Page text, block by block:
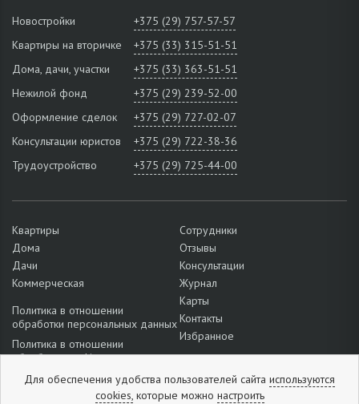
Новостройки
+375 (29) 757-57-57
Квартиры на вторичке
+375 (33) 315-51-51
Дома, дачи, участки
+375 (33) 363-51-51
Нежилой фонд
+375 (29) 239-52-00
Оформление сделок
+375 (29) 727-02-07
Консультации юристов
+375 (29) 722-38-36
Трудоустройство
+375 (29) 725-44-00
Квартиры
Дома
Дачи
Коммерческая
Политика в отношении
обработки персональных данных
Политика в отношении
обработки cookie
Подробнее о настройках файлов
Сотрудники
Отзывы
Консультации
Журнал
Карты
Контакты
Избранное
Для обеспечения удобства пользователей сайта используются
cookies,которые можно настроить